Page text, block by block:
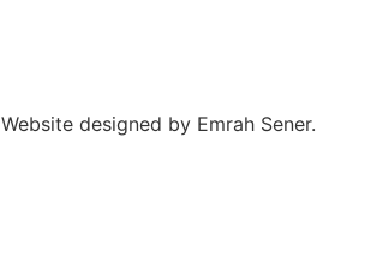
designed by Emrah Sener.